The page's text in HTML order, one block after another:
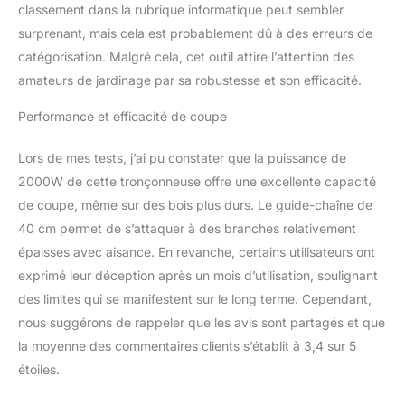
classement dans la rubrique informatique peut sembler
surprenant, mais cela est probablement dû à des erreurs de
catégorisation. Malgré cela, cet outil attire l’attention des
amateurs de jardinage par sa robustesse et son efficacité.
Performance et efficacité de coupe
Lors de mes tests, j’ai pu constater que la puissance de
2000W de cette tronçonneuse offre une excellente capacité
de coupe, même sur des bois plus durs. Le guide-chaîne de
40 cm permet de s’attaquer à des branches relativement
épaisses avec aisance. En revanche, certains utilisateurs ont
exprimé leur déception après un mois d’utilisation, soulignant
des limites qui se manifestent sur le long terme. Cependant,
nous suggérons de rappeler que les avis sont partagés et que
la moyenne des commentaires clients s’établit à 3,4 sur 5
étoiles.